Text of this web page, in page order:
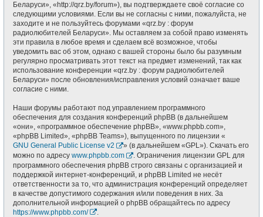
Беларуси», «http://qrz.by/forum»), вы подтверждаете своё согласие со
следующими условиями. Если вы не согласны с ними, пожалуйста, не
заходите и не пользуйтесь форумами «qrz.by : форум
радиолюбителей Беларуси». Мы оставляем за собой право изменять
эти правила в любое время и сделаем всё возможное, чтобы
уведомить вас об этом, однако с вашей стороны было бы разумным
регулярно просматривать этот текст на предмет изменений, так как
использование конференции «qrz.by : форум радиолюбителей
Беларуси» после обновления/исправления условий означает ваше
согласие с ними.
Наши форумы работают под управлением программного
обеспечения для создания конференций phpBB (в дальнейшем
«они», «программное обеспечение phpBB», «www.phpbb.com»,
«phpBB Limited», «phpBB Teams»), выпущенного по лицензии «
GNU General Public License v2
» (в дальнейшем «GPL»). Скачать его
можно по адресу www.phpbb.com
. Ограничения лицензии GPL для
программного обеспечения phpBB строго связаны с организацией и
поддержкой интернет-конференций, и phpBB Limited не несёт
ответственности за то, что администрация конференций определяет
в качестве допустимого содержания и/или поведения в них. За
дополнительной информацией о phpBB обращайтесь по адресу
https://www.phpbb.com/